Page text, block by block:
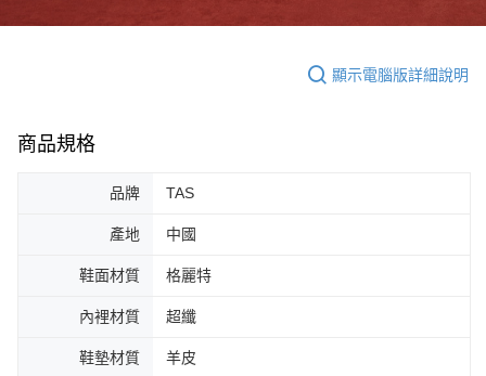
顯示電腦版詳細說明
商品規格
品牌 TAS
產地 中國
鞋面材質 格麗特
內裡材質 超纖
鞋墊材質 羊皮